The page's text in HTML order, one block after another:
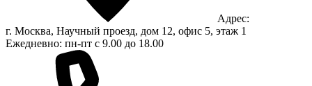
Адрес:
г. Москва, Научный проезд, дом 12, офис 5, этаж 1
Ежедневно: пн-пт с 9.00 до 18.00